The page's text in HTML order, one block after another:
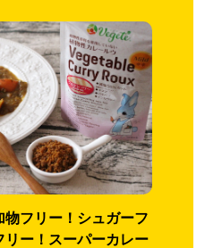
フリー！シュガーフ
リー！スーパーカレー